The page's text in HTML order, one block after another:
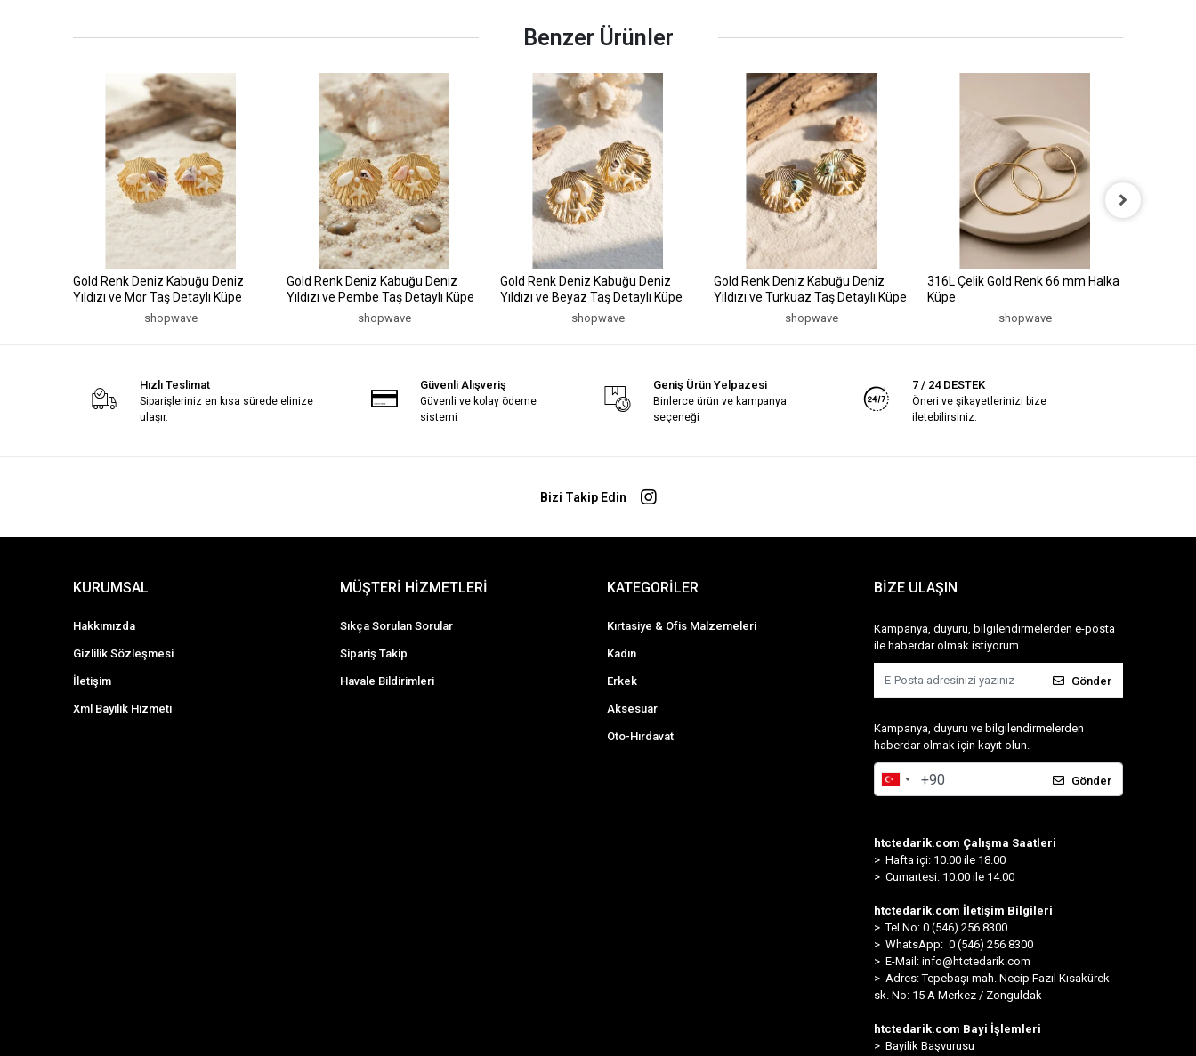
Benzer Ürünler
Gold Renk Deniz Kabuğu Deniz
Yıldızı ve Mor Taş Detaylı Küpe
shopwave
Gold Renk Deniz Kabuğu Deniz
Yıldızı ve Pembe Taş Detaylı Küpe
shopwave
Gold Renk Deniz Kabuğu Deniz
Yıldızı ve Beyaz Taş Detaylı Küpe
shopwave
Gold Renk Deniz Kabuğu Deniz
Yıldızı ve Turkuaz Taş Detaylı Küpe
shopwave
316L Çelik Gold Renk 66 mm Halka
Küpe
shopwave
Hızlı Teslimat
Siparişleriniz en kısa sürede elinize
ulaşır.
Güvenli Alışveriş
Güvenli ve kolay ödeme
sistemi
Geniş Ürün Yelpazesi
Binlerce ürün ve kampanya
seçeneği
7 / 24 DESTEK
Öneri ve şikayetlerinizi bize
iletebilirsiniz.
Bizi Takip Edin
KURUMSAL
Hakkımızda
Gizlilik Sözleşmesi
İletişim
Xml Bayilik Hizmeti
MÜŞTERİ HİZMETLERİ
Sıkça Sorulan Sorular
Sipariş Takip
Havale Bildirimleri
KATEGORİLER
Kırtasiye & Ofis Malzemeleri
Kadın
Erkek
Aksesuar
Oto-Hırdavat
BİZE ULAŞIN
Kampanya, duyuru, bilgilendirmelerden e-posta
ile haberdar olmak istiyorum.
Gönder
Kampanya, duyuru ve bilgilendirmelerden
haberdar olmak için kayıt olun.
Gönder
htctedarik.com Çalışma Saatleri
> Hafta içi: 10.00 ile 18.00
> Cumartesi: 10.00 ile 14.00
htctedarik.com İletişim Bilgileri
> Tel No: 0 (546) 256 8300
> WhatsApp: 0 (546) 256 8300
> E-Mail: info@htctedarik.com
> Adres: Tepebaşı mah. Necip Fazıl Kısakürek
sk. No: 15 A Merkez / Zonguldak
htctedarik.com Bayi İşlemleri
> Bayilik Başvurusu